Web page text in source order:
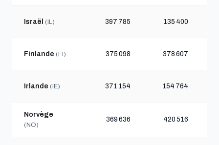
Israël (IL) 397 785 135 400
Finlande (FI) 375 098 378 607
Irlande (IE) 371 154 154 764
Norvège
(NO)
369 636 420 516